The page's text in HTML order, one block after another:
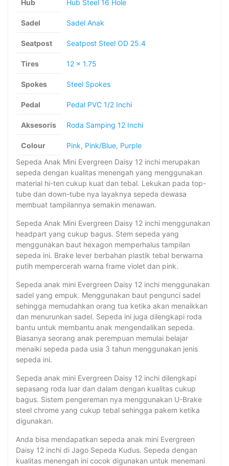
Hub Hub Steel 16 Hole
Sadel Sadel Anak
Seatpost Seatpost Steel OD 25.4
Tires 12 x 1.75
Spokes Steel Spokes
Pedal Pedal PVC 1/2 Inchi
Aksesoris Roda Samping 12 Inchi
Colour Pink, Pink/Blue, Purple
Sepeda Anak Mini Evergreen Daisy 12 inchi merupakan
sepeda dengan kualitas menengah yang menggunakan
material hi-ten cukup kuat dan tebal. Lekukan pada top-
tube dan down-tube nya layaknya sepeda dewasa
membuat tampilannya semakin menawan.
Sepeda Anak Mini Evergreen Daisy 12 inchi menggunakan
headpart yang cukup bagus. Stem sepeda yang
menggunakan baut hexagon memperhalus tampilan
sepeda ini. Brake lever berbahan plastik tebal berwarna
putih mempercerah warna frame violet dan pink.
Sepeda anak mini Evergreen Daisy 12 inchi menggunakan
sadel yang empuk. Menggunakan baut pengunci sadel
sehingga memudahkan orang tua ketika akan menaikkan
dan menurunkan sadel. Sepeda ini juga dilengkapi roda
bantu untuk membantu anak mengendalikan sepeda.
Biasanya seorang anak perempuan memulai belajar
menaiki sepeda pada usia 3 tahun menggunakan jenis
sepeda ini.
Sepeda anak mini Evergreen Daisy 12 inchi dilengkapi
sepasang roda luar dan dalam dengan kualitas cukup
bagus. Sistem pengereman nya menggunakan U-Brake
steel chrome yang cukup tebal sehingga pakem ketika
digunakan.
Anda bisa mendapatkan sepeda anak mini Evergreen
Daisy 12 inchi di Jago Sepeda Kudus. Sepeda dengan
kualitas menengah ini cocok digunakan untuk menemani